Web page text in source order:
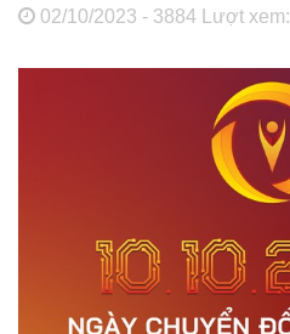
02/10/2023 - 3884 Lượt xem: